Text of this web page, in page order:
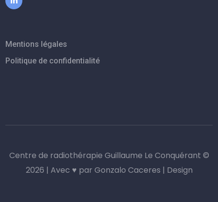
Mentions légales
Politique de confidentialité
Centre de radiothérapie Guillaume Le Conquérant ©
2026 | Avec ♥ par Gonzalo Caceres | Design